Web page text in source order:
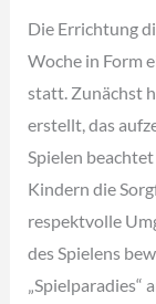
Die Errichtung
Woche in Form
statt. Zunächst
erstellt, das
Spielen
Kindern die
respektvolle
des Spielens
„Spielparadies“